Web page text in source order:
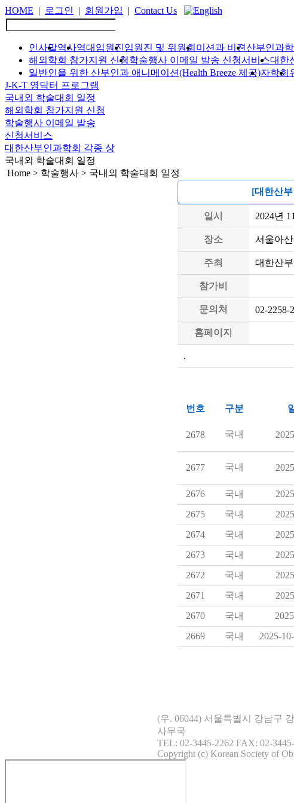
HOME | 로그인 | 회원가입 | Contact Us
인사말역사역대임원진임원진 및 위원회 미션과 비젼산부인과
해외학회 참가지원 신청학술행사 이메일 발송 신청서비스대한
일반인을 위한 산부인과 애니메이션(Health Breeze 제공)자학회
J-K-T 영닥터 프로그램
국내외 학술대회 일정
해외학회 참가지원 신청
학술행사 이메일 발송
신청서비스
대한산부인과학회 각종 상
국내외 학술대회 일정
Home > 학술행사 > 국내외 학술대회 일정
[대한산
일시 2024년
장소 서울아
주최 대한산
참가비
문의처 02-2258-
홈페이지
.
번호 구분
2678 국내
2677 국내
2676
국내
2675
국내
2674
국내
2673
국내
2672
국내
2671
국내
2670
국내
2669
국내 2025-
(우. 06044) 서울특별시 강남구
사무국
TEL: 02-3445-2262 FAX: 02-
Copyright (c) Korean Society of